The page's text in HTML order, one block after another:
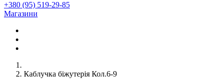
+380 (95) 519-29-85
Магазини
Каблучка біжутерія Кол.6-9